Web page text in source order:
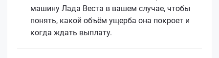
машину Лада Веста в вашем случае, чтобы
понять, какой объём ущерба она покроет и
когда ждать выплату.